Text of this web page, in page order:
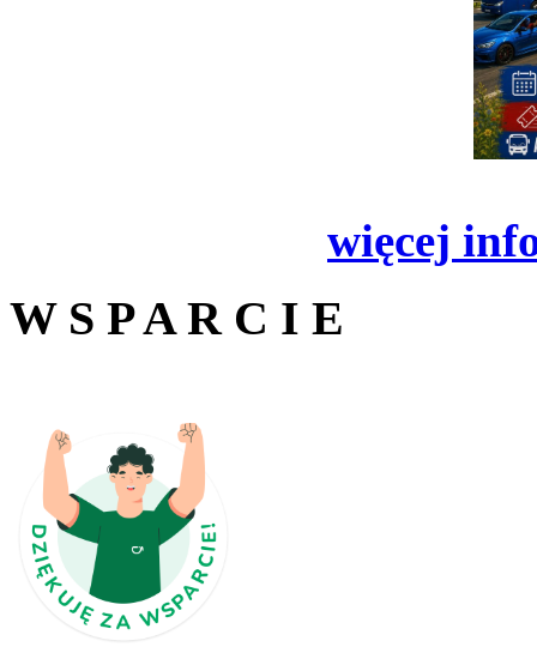
więcej
W S P A R C I E